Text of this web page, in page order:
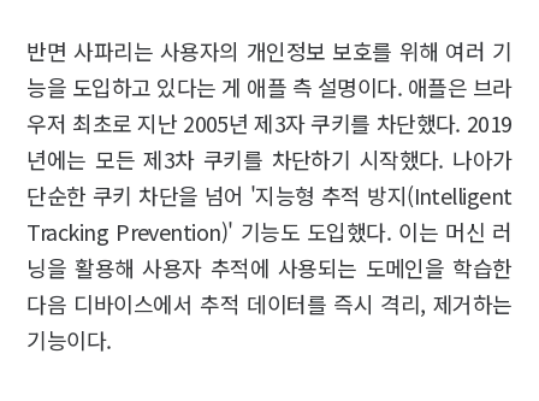
반면 사파리는 사용자의 개인정보 보호를 위해 여러 기
능을 도입하고 있다는 게 애플 측 설명이다. 애플은 브라
우저 최초로 지난 2005년 제3자 쿠키를 차단했다. 2019
년에는 모든 제3차 쿠키를 차단하기 시작했다. 나아가
단순한 쿠키 차단을 넘어 '지능형 추적 방지(Intelligent
Tracking Prevention)' 기능도 도입했다. 이는 머신 러
닝을 활용해 사용자 추적에 사용되는 도메인을 학습한
다음 디바이스에서 추적 데이터를 즉시 격리, 제거하는
기능이다.